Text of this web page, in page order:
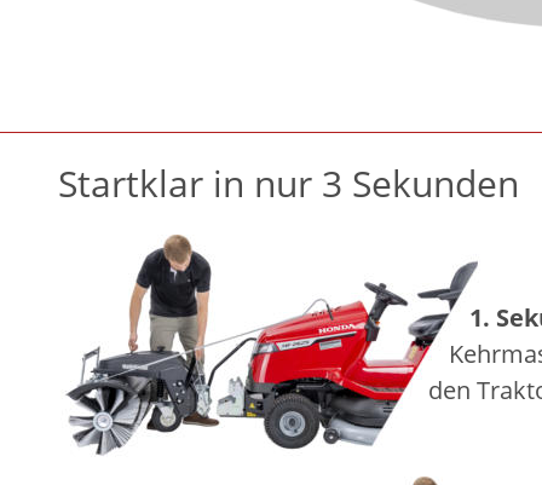
Startklar in nur 3 Sekunden
1.
den